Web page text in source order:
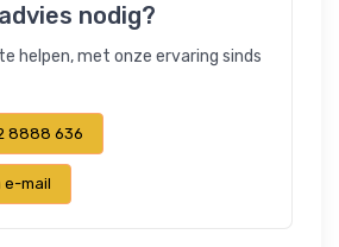
nodig?
helpen, met onze ervaring sinds
8888 636
e-mail